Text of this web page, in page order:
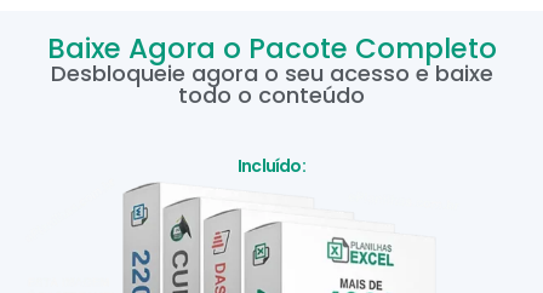
Baixe Agora o Pacote Completo
Desbloqueie agora o seu acesso e baixe
todo o conteúdo
Incluído: